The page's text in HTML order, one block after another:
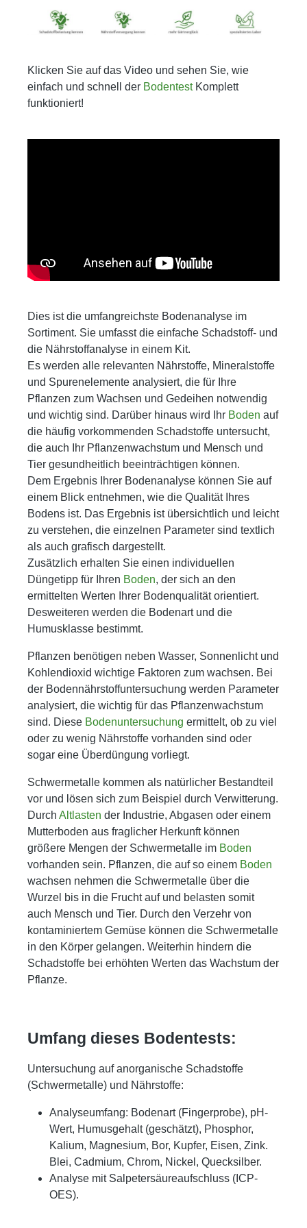
Klicken Sie auf das Video und sehen Sie, wie
einfach und schnell der BodentestKomplett
funktioniert!
Dies ist die umfangreichste Bodenanalyse im
Sortiment. Sie umfasst die einfache Schadstoff- und
die Nährstoffanalyse in einem Kit.
Es werden alle relevanten Nährstoffe, Mineralstoffe
und Spurenelemente analysiert, die für Ihre
Pflanzen zum Wachsen und Gedeihen notwendig
und wichtig sind. Darüber hinaus wird Ihr Boden auf
die häufig vorkommenden Schadstoffe untersucht,
die auch Ihr Pflanzenwachstum und Mensch und
Tier gesundheitlich beeinträchtigen können.
Dem Ergebnis Ihrer Bodenanalyse können Sie auf
einem Blick entnehmen, wie die Qualität Ihres
Bodens ist. Das Ergebnis ist übersichtlich und leicht
zu verstehen, die einzelnen Parameter sind textlich
als auch grafisch dargestellt.
Zusätzlich erhalten Sie einen individuellen
Düngetipp für Ihren Boden, der sich an den
ermittelten Werten Ihrer Bodenqualität orientiert.
Desweiteren werden die Bodenart und die
Humusklasse bestimmt.
Pflanzen benötigen neben Wasser, Sonnenlicht und
Kohlendioxid wichtige Faktoren zum wachsen. Bei
der Bodennährstoffuntersuchung werden Parameter
analysiert, die wichtig für das Pflanzenwachstum
sind. Diese Bodenuntersuchung ermittelt, ob zu viel
oder zu wenig Nährstoffe vorhanden sind oder
sogar eine Überdüngung vorliegt.
Schwermetalle kommen als natürlicher Bestandteil
vor und lösen sich zum Beispiel durch Verwitterung.
Durch Altlasten der Industrie, Abgasen oder einem
Mutterboden aus fraglicher Herkunft können
größere Mengen der Schwermetalle im Boden
vorhanden sein. Pflanzen, die auf so einem Boden
wachsen nehmen die Schwermetalle über die
Wurzel bis in die Frucht auf und belasten somit
auch Mensch und Tier. Durch den Verzehr von
kontaminiertem Gemüse können die Schwermetalle
in den Körper gelangen. Weiterhin hindern die
Schadstoffe bei erhöhten Werten das Wachstum der
Pflanze.
Umfang dieses Bodentests:
Untersuchung auf anorganische Schadstoffe
(Schwermetalle) und Nährstoffe:
Analyseumfang: Bodenart (Fingerprobe), pH-
Wert, Humusgehalt (geschätzt), Phosphor,
Kalium, Magnesium, Bor, Kupfer, Eisen, Zink.
Blei, Cadmium, Chrom, Nickel, Quecksilber.
Analyse mit Salpetersäureaufschluss (ICP-
OES).